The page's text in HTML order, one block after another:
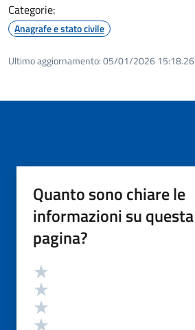
Categorie:
Anagrafe e stato civile
Ultimo aggiornamento:05/01/2026 15:18.26
Quanto sono chiare le
informazioni su questa
pagina?
Valutazione